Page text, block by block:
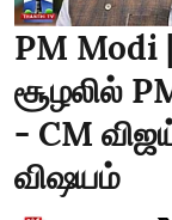
PM Modi
சூழலில்
- CM
விஷயம்